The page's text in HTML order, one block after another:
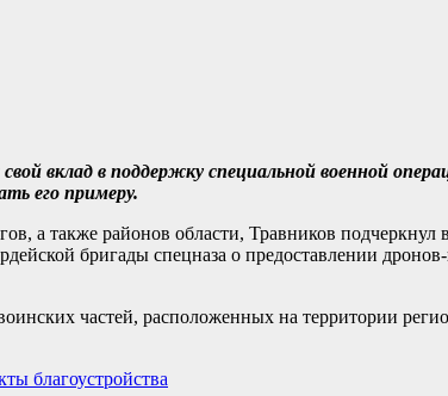
вклад в поддержку специальной военной
его примеру.
а также районов области, Травников подчеркнул
бригады спецназа о предоставлении
частей, расположенных на территории
благоустройства